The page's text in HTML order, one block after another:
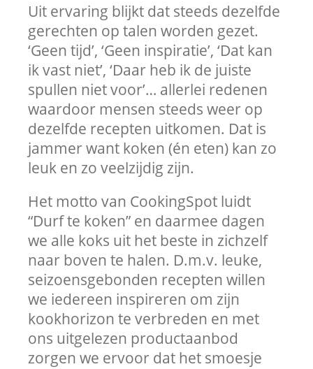
Uit ervaring blijkt dat steeds dezelfde
gerechten op talen worden gezet.
‘Geen tijd’, ‘Geen inspiratie’, ‘Dat kan
ik vast niet’, ‘Daar heb ik de juiste
spullen niet voor’… allerlei redenen
waardoor mensen steeds weer op
dezelfde recepten uitkomen. Dat is
jammer want koken (én eten) kan zo
leuk en zo veelzijdig zijn.
Het motto van CookingSpot luidt
“Durf te koken” en daarmee dagen
we alle koks uit het beste in zichzelf
naar boven te halen. D.m.v. leuke,
seizoensgebonden recepten willen
we iedereen inspireren om zijn
kookhorizon te verbreden en met
ons uitgelezen productaanbod
zorgen we ervoor dat het smoesje